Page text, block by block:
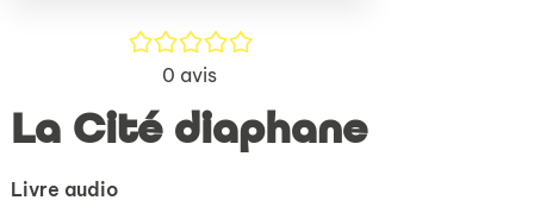
/5
0 avis
La Cité diaphane
Livre audio